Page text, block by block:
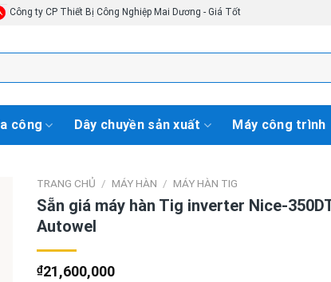
Công ty CP Thiết Bị Công Nghiệp Mai Dương - Giá Tốt
công Dây chuyền sản xuất Máy công trình
TRANG CHỦ / MÁY HÀN / MÁY HÀN TIG
Sẵn giá máy hàn Tig inverter Nice-
Autowel
₫21,600,000